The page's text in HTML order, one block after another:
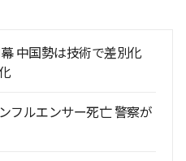
中国勢は技術で差別化
フルエンサー死亡 警察が